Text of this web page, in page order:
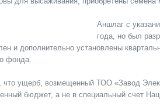
Аншлаг с
года, но был
и дополнительно установлены
фонда.
ущерб, возмещенный ТОО «Завод
бюджет, а не в специальный счет